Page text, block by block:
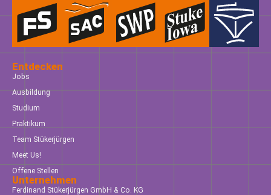
Entdecken
Jobs
Ausbildung
Studium
Praktikum
Team Stükerjürgen
Meet Us!
Offene Stellen
Unternehmen
Ferdinand Stükerjürgen GmbH & Co. KG